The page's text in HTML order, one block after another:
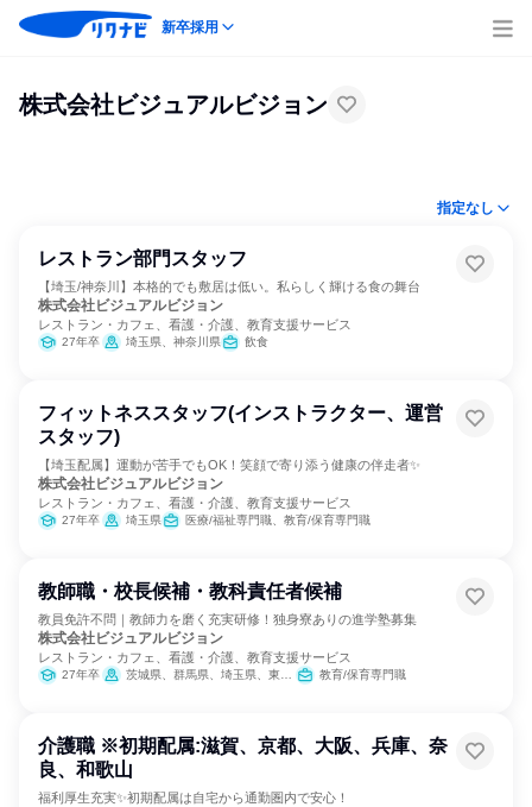
新卒採用
株式会社ビジュアルビジョン
指定なし
レストラン部門スタッフ
【埼玉/神奈川】本格的でも敷居は低い。私らしく輝ける食の舞台
株式会社ビジュアルビジョン
レストラン・カフェ、看護・介護、教育支援サービス
27年卒 埼玉県、神奈川県 飲食
フィットネススタッフ(インストラクター、運営
スタッフ)
【埼玉配属】運動が苦手でもOK！笑顔で寄り添う健康の伴走者✨
株式会社ビジュアルビジョン
レストラン・カフェ、看護・介護、教育支援サービス
27年卒 埼玉県 医療/福祉専門職、教育/保育専門職
教師職・校長候補・教科責任者候補
教員免許不問｜教師力を磨く充実研修！独身寮ありの進学塾募集
株式会社ビジュアルビジョン
レストラン・カフェ、看護・介護、教育支援サービス
27年卒 茨城県、群馬県、埼玉県、東京都 教育/保育専門職
介護職 ※初期配属:滋賀、京都、大阪、兵庫、奈
良、和歌山
福利厚生充実✨初期配属は自宅から通勤圏内で安心！